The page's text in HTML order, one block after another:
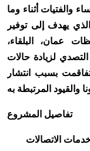
أثناء وما
في الأردن"، الذي يهدف إلى توفير
عمان، البلقاء،
لزيادة حالات
بسبب انتشار
تفاصيل المشروع